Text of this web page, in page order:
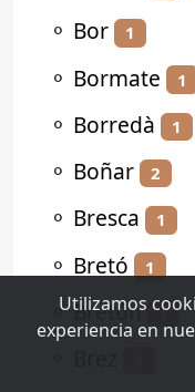
⚬ Bor 1
⚬ Bormate 1
⚬ Borredà 1
⚬ Boñar 2
⚬ Bresca 1
⚬ Bretó 1
⚬Bretún 1
Utilizamos
experiencia en